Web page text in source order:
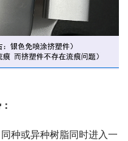
种或异种树脂同时进入一